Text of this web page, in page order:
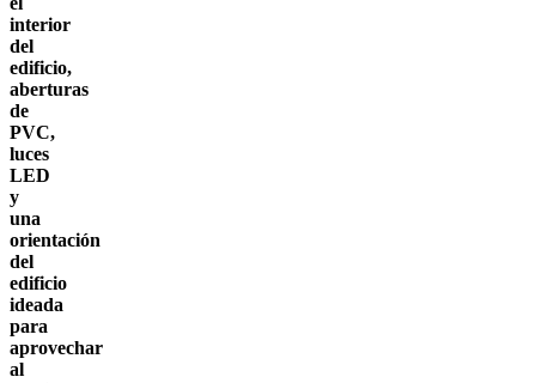
interior
del
edificio,
aberturas
de
PVC,
luces
LED
y
una
orientación
del
edificio
ideada
para
aprovechar
al